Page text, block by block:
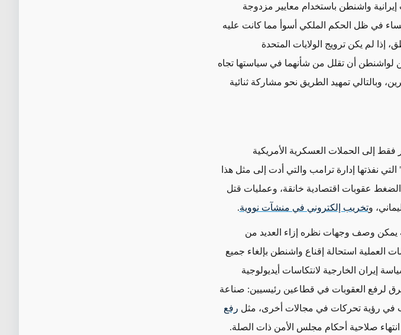
واشنطن باستخدام معايير مزدوجة
في ظل الحكم الملكي أسوأ مما كانت عليه
إذا لم يكن ترويج الولايات المتحدة
لواشنطن أن تقلل من شأنهما في سياستها تجاه
وبالتالي تمهيد الطريق نحو مشاركة ثنائية
إلى الحملات العسكرية الأمريكية
نفذتها إدارة ترامب والتي أدت إلى مثل هذا
الضغط عقوبات اقتصادية خانقة، وعمليات قتل
وتخريب إلكتروني في منشآت نووية.
يمكن وصف وجهات نظره إزاء العديد من
العملية استحالة إقناع واشنطن بإلغاء جميع
إيران الخارجية لانتكاسات أيديولوجية
لرفع العقوبات في قطاعين رئيسيين: صناعة
في رؤية تحركات في مجالات أخرى، مثل رفع
انتهاء صلاحية أحكام مجلس الأمن ذات الصلة.